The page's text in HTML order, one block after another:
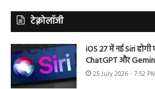
टेक्नोलॉजी
iOS 27 में नई Siri होगी
ChatGPT और
25 July 2026 - 7:52